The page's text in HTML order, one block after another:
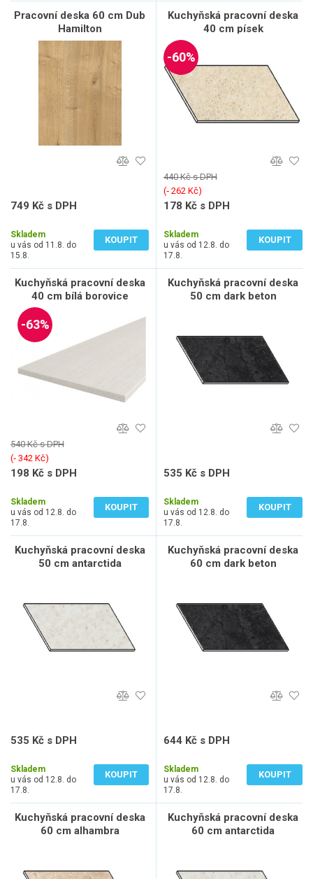
Pracovní deska 60 cm Dub
Hamilton
749 Kč s DPH
Skladem
u vás od 11.8. do
15.8.
KOUPIT
Kuchyňská pracovní deska
40 cm písek
-60%
440 Kč s DPH
(‐ 262 Kč)
178 Kč s DPH
Skladem
u vás od 12.8. do
17.8.
KOUPIT
Kuchyňská pracovní deska
40 cm bílá borovice
-63%
540 Kč s DPH
(‐ 342 Kč)
198 Kč s DPH
Skladem
u vás od 12.8. do
17.8.
KOUPIT
Kuchyňská pracovní deska
50 cm dark beton
535 Kč s DPH
Skladem
u vás od 12.8. do
17.8.
KOUPIT
Kuchyňská pracovní deska
50 cm antarctida
535 Kč s DPH
Skladem
u vás od 12.8. do
17.8.
KOUPIT
Kuchyňská pracovní deska
60 cm dark beton
644 Kč s DPH
Skladem
u vás od 12.8. do
17.8.
KOUPIT
Kuchyňská pracovní deska
60 cm alhambra
Kuchyňská pracovní deska
60 cm antarctida